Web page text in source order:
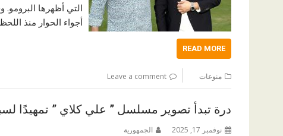
التي أظهرها
أجواء الحوار منذ
READ MORE
منوعات Leave a comment
درة تبدأ تصوير مسلسل ” علي كلاي ” تمهيدًا
نوفمبر 17, 2025 الجمهورية